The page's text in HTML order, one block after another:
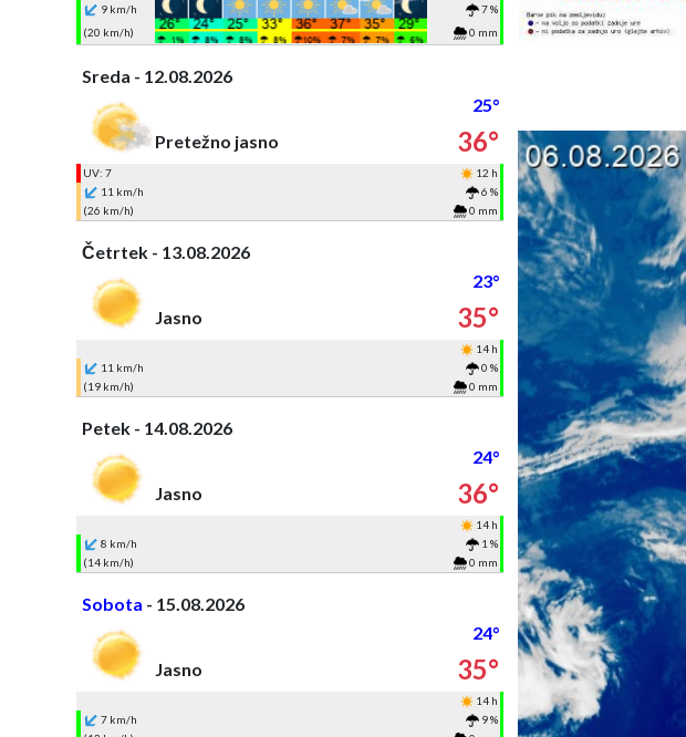
9 km/h
7 %
(20 km/h)
0 mm
Sreda - 12.08.2026
25°
Pretežno jasno
36°
UV: 7
12 h
11 km/h
6 %
(26 km/h)
0 mm
Četrtek - 13.08.2026
23°
Jasno
35°
14 h
11 km/h
0 %
(19 km/h)
0 mm
Petek - 14.08.2026
24°
Jasno
36°
14 h
8 km/h
1 %
(14 km/h)
0 mm
Sobota - 15.08.2026
24°
Jasno
35°
14 h
7 km/h
9 %